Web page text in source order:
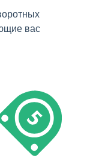
вас